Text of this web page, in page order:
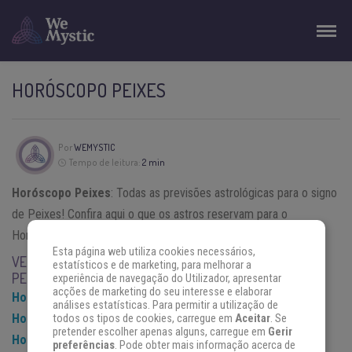
HORÓSCOPO PEIXES
PorWEMYSTIC
Tempo de leitura: 2 min
Horóscopo Peixes: Todas as previsões astrológicas para o signo
de Peixes! Confira aqui o que os astros reservam para o
Horóscopo do Dia Peixes.
VEJA AS PREVISÕES ASTROLÓGICAS DO HORÓSCOPO DE
PEIXES :
Horóscopo do Dia Peixes
Horóscopo Semanal Peixes
Horóscopo Mensal Peixes
Esta página web utiliza cookies necessários,
estatísticos e de marketing, para melhorar a
experiência de navegação do Utilizador, apresentar
acções de marketing do seu interesse e elaborar
análises estatísticas. Para permitir a utilização de
todos os tipos de cookies, carregue em Aceitar. Se
pretender escolher apenas alguns, carregue em Gerir
preferências. Pode obter mais informação acerca de